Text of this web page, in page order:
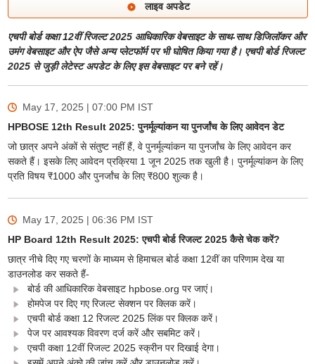
लाइव अपडेट
एचपी बोर्ड कक्षा 12वीं रिजल्ट 2025 आधिकारिक वेबसाइट के साथ-साथ डिजिलॉकर और
उमंग वेबसाइट और ऐप जैसे अन्य प्लेटफॉर्म पर भी घोषित किया गया है। एचपी बोर्ड रिजल्ट
2025 से जुड़ी लेटेस्ट अपडेट के लिए इस वेबसाइट पर बने रहें।
May 17, 2025 | 07:00 PM IST
HPBOSE 12th Result 2025: पुनर्मूल्यांकन या पुनर्जांच के लिए आवेदन डेट
जो छात्र अपने अंकों से संतुष्ट नहीं हैं, वे पुनर्मूल्यांकन या पुनर्जांच के लिए आवेदन कर
सकते हैं। इसके लिए आवेदन प्रक्रिया 1 जून 2025 तक खुली है। पुनर्मूल्यांकन के लिए
प्रति विषय ₹1000 और पुनर्जांच के लिए ₹800 शुल्क है।
May 17, 2025 | 06:36 PM IST
HP Board 12th Result 2025: एचपी बोर्ड रिजल्ट 2025 कैसे चेक करें?
छात्र नीचे दिए गए चरणों के माध्यम से हिमाचल बोर्ड कक्षा 12वीं का परिणाम देख या
डाउनलोड कर सकते हैं-
बोर्ड की आधिकारिक वेबसाइट hpbose.org पर जाएं।
होमपेज पर दिए गए रिजल्ट सेक्शन पर क्लिक करें।
एचपी बोर्ड कक्षा 12 रिजल्ट 2025 लिंक पर क्लिक करें।
पेज पर आवश्यक विवरण दर्ज करें और सबमिट करें।
एचपी कक्षा 12वीं रिजल्ट 2025 स्क्रीन पर दिखाई देगा।